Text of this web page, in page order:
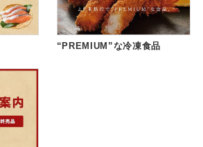
“PREMIUM”な冷凍食品